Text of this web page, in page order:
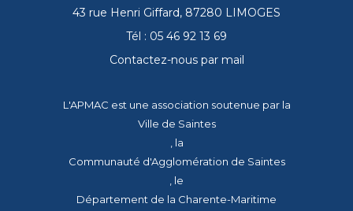
43 rue Henri Giffard, 87280 LIMOGES
Tél : 05 46 92 13 69
Contactez-nous par mail
L'APMAC est une association soutenue par la
Ville de Saintes
, la
Communauté d'Agglomération de Saintes
, le
Département de la Charente-Maritime